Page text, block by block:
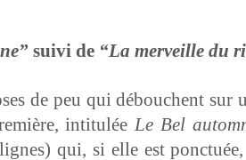
suivi de “La mer­veille du
de peu qui débouchent
inti­t­ulée Le Bel
qui, si elle est